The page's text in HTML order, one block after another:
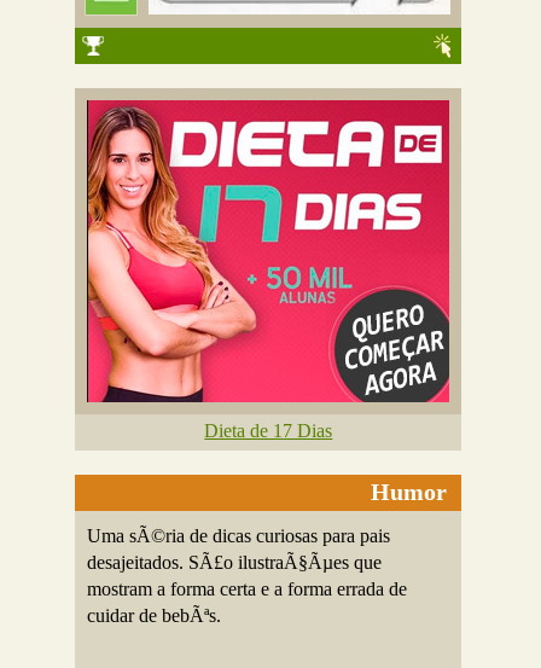
Dieta de 17 Dias
Humor
Uma sÃ©ria de dicas curiosas para pais
desajeitados. SÃ£o ilustraÃ§Ãµes que
mostram a forma certa e a forma errada de
cuidar de bebÃªs.